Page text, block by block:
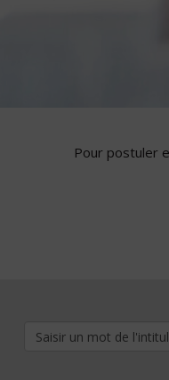
Pour postuler